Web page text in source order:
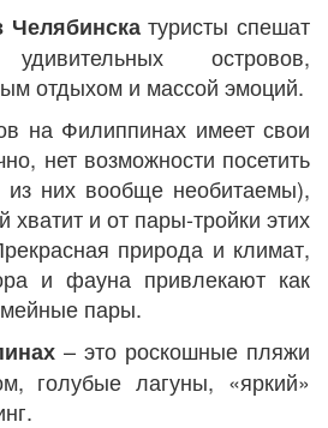
туристы спешат
островов,
отдыхом и массой эмоций.
на Филиппинах имеет свои
нет возможности посетить
из них вообще необитаемы),
хватит и от пары-тройки этих
природа и климат,
и фауна привлекают как
пары.
– это роскошные пляжи
голубые лагуны, «яркий»